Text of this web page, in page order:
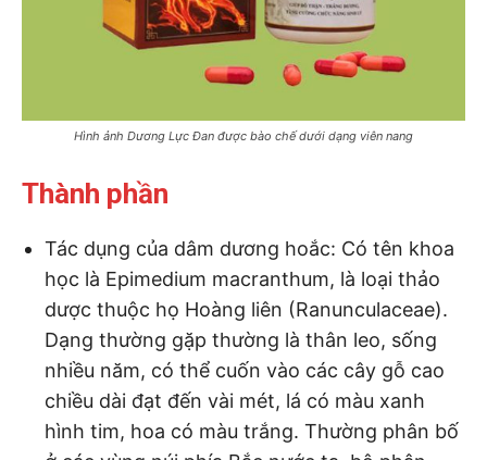
Hình ảnh Dương Lực Đan được bào chế dưới dạng viên nang
Thành phần
Tác dụng của dâm dương hoắc: Có tên khoa
học là Epimedium macranthum, là loại thảo
dược thuộc họ Hoàng liên (Ranunculaceae).
Dạng thường gặp thường là thân leo, sống
nhiều năm, có thể cuốn vào các cây gỗ cao
chiều dài đạt đến vài mét, lá có màu xanh
hình tim, hoa có màu trắng. Thường phân bố